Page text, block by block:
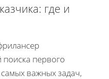
где и
поиска первого
важных задач,